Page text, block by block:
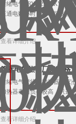
胜绪电气SRY2-220/2KW
压通电数小时），即可恢复
查看详细介绍
管状电加热器厂家|价格
胜绪电气管状电加热器厂
加热器表面负荷较高，只适
查看详细介绍